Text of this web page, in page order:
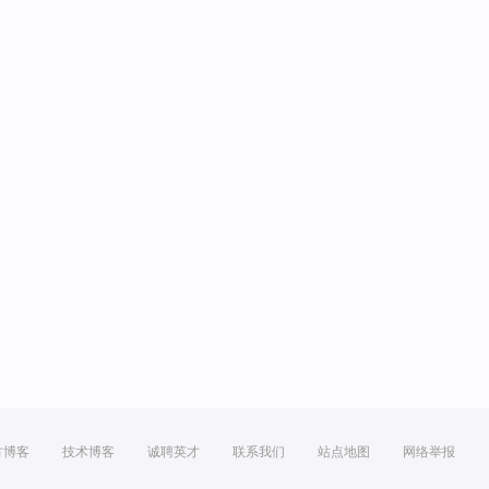
博客 技术博客 诚聘英才 联系我们 站点地图 网络举报